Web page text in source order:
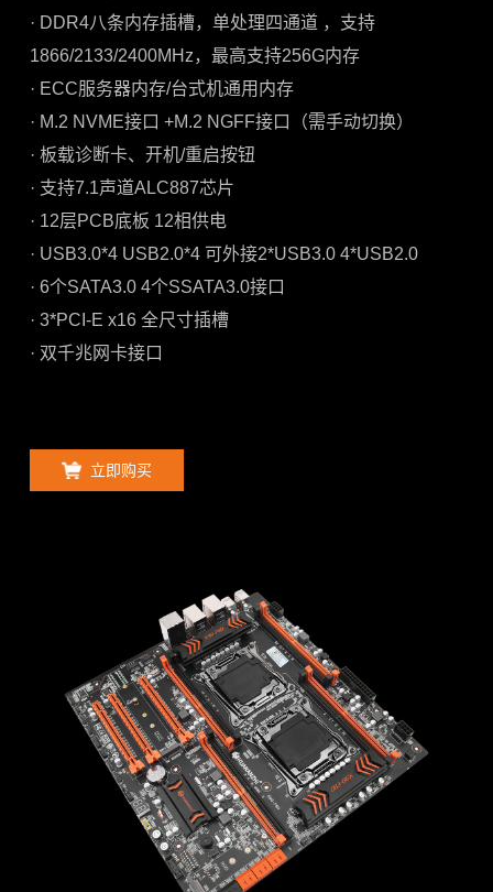
· DDR4八条内存插槽，单处理四通道 ，支持
1866/2133/2400MHz，最高支持256G内存
· ECC服务器内存/台式机通用内存
· M.2 NVME接口 +M.2 NGFF接口（需手动切换）
· 板载诊断卡、开机/重启按钮
· 支持7.1声道ALC887芯片
· 12层PCB底板 12相供电
· USB3.0*4 USB2.0*4 可外接2*USB3.0 4*USB2.0
· 6个SATA3.0 4个SSATA3.0接口
· 3*PCI-E x16 全尺寸插槽
· 双千兆网卡接口
立即购买